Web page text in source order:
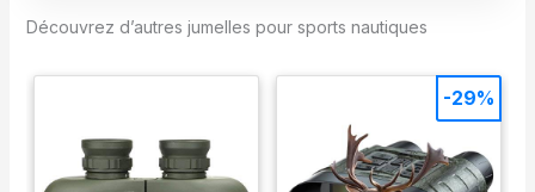
à l'infini - sans
DE VISION
Le champ de vision
étendu de 128 m
vous donne une très
Découvrez d’autres jumelles pour sports nautiques
-29%